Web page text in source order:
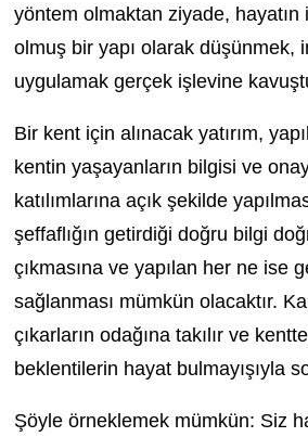
yöntem olmaktan ziyade, hayatın
olmuş bir yapı olarak düşünmek,
uygulamak gerçek işlevine
Bir kent için alınacak yatırım,
kentin yaşayanların bilgisi ve
katılımlarına açık şekilde
şeffaflığın getirdiği doğru bilgi
çıkmasına ve yapılan her ne ise
sağlanması mümkün olacaktır.
çıkarların odağına takılır ve
beklentilerin hayat bulmayışıyla
Şöyle örneklemek mümkün: Siz